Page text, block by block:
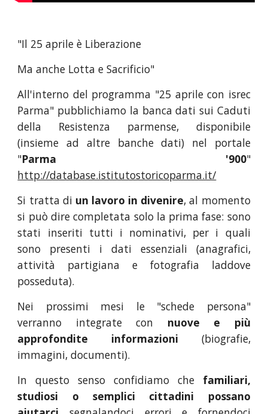
"Il 25 aprile è Liberazione
Ma anche Lotta e Sacrificio"
All'interno del programma "25 aprile con isrec
Parma" pubblichiamo la banca dati sui Caduti
della Resistenza parmense, disponibile
(insieme ad altre banche dati) nel portale
"Parma '900"
http://database.istitutostoricoparma.it/
Si tratta di un lavoro in divenire, al momento
si può dire completata solo la prima fase: sono
stati inseriti tutti i nominativi, per i quali
sono presenti i dati essenziali (anagrafici,
attività partigiana e fotografia laddove
posseduta).
Nei prossimi mesi le "schede persona"
verranno integrate con nuove e più
approfondite informazioni (biografie,
immagini, documenti).
In questo senso confidiamo che familiari,
studiosi o semplici cittadini possano